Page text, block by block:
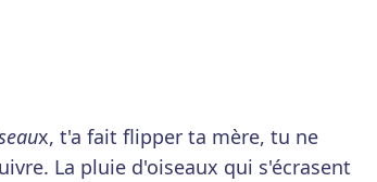
x, t'a fait flipper ta mère, tu ne
La pluie d'oiseaux qui s'écrasent